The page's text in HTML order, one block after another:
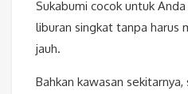
Sukabumi cocok untuk
liburan singkat tanpa harus
jauh.
Bahkan kawasan